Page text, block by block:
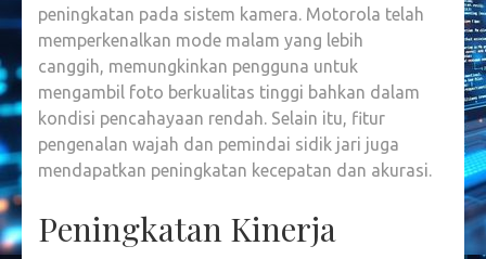
peningkatan pada sistem kamera. Motorola telah
memperkenalkan mode malam yang lebih
canggih, memungkinkan pengguna untuk
mengambil foto berkualitas tinggi bahkan dalam
kondisi pencahayaan rendah. Selain itu, fitur
pengenalan wajah dan pemindai sidik jari juga
mendapatkan peningkatan kecepatan dan akurasi.
Peningkatan Kinerja